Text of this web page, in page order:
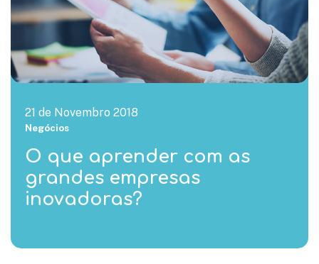
21 de Novembro 2018
Negócios
O que aprender com as
grandes empresas
inovadoras?